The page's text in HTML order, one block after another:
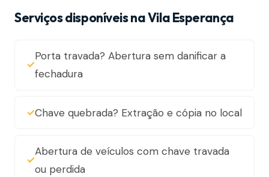
Serviços disponíveis na Vila Esperança
Porta travada? Abertura sem danificar a
fechadura
Chave quebrada? Extração e cópia no local
Abertura de veículos com chave travada
ou perdida